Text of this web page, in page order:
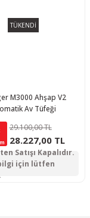
TÜKENDİ
M3000 Ahşap V2
Av Tüfeği
29.100,00 TL
28.227,00 TL
Satışı Kapalıdır.
için lütfen